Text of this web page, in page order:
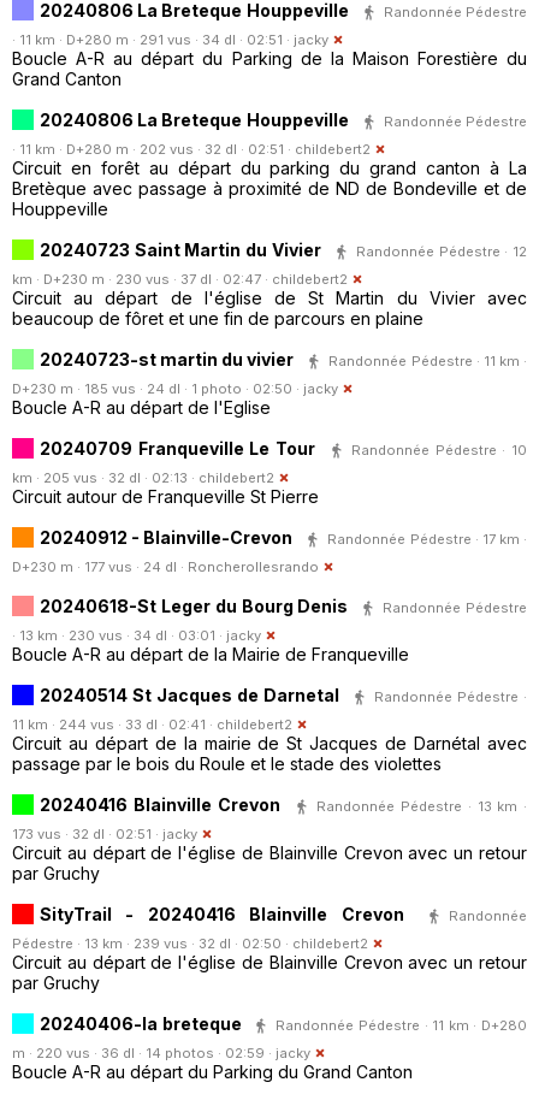
20240806 La Breteque Houppeville
Randonnée Pédestre
· 11 km · D+280 m · 291 vus · 34 dl · 02:51 · jacky
Boucle A-R au départ du Parking de la Maison Forestière du
Grand Canton
20240806 La Breteque Houppeville
Randonnée Pédestre
· 11 km · D+280 m · 202 vus · 32 dl · 02:51 · childebert2
Circuit en forêt au départ du parking du grand canton à La
Bretèque avec passage à proximité de ND de Bondeville et de
Houppeville
20240723 Saint Martin du Vivier
Randonnée Pédestre · 12
km · D+230 m · 230 vus · 37 dl · 02:47 · childebert2
Circuit au départ de l'église de St Martin du Vivier avec
beaucoup de fôret et une fin de parcours en plaine
20240723-st martin du vivier
Randonnée Pédestre · 11 km ·
D+230 m · 185 vus · 24 dl · 1 photo · 02:50 · jacky
Boucle A-R au départ de l'Eglise
20240709 Franqueville Le Tour
Randonnée Pédestre · 10
km · 205 vus · 32 dl · 02:13 · childebert2
Circuit autour de Franqueville St Pierre
20240912 - Blainville-Crevon
Randonnée Pédestre · 17 km ·
D+230 m · 177 vus · 24 dl · Roncherollesrando
20240618-St Leger du Bourg Denis
Randonnée Pédestre
· 13 km · 230 vus · 34 dl · 03:01 · jacky
Boucle A-R au départ de la Mairie de Franqueville
20240514 St Jacques de Darnetal
Randonnée Pédestre ·
11 km · 244 vus · 33 dl · 02:41 · childebert2
Circuit au départ de la mairie de St Jacques de Darnétal avec
passage par le bois du Roule et le stade des violettes
20240416 Blainville Crevon
Randonnée Pédestre · 13 km ·
173 vus · 32 dl · 02:51 · jacky
Circuit au départ de l'église de Blainville Crevon avec un retour
par Gruchy
SityTrail - 20240416 Blainville Crevon
Randonnée
Pédestre · 13 km · 239 vus · 32 dl · 02:50 · childebert2
Circuit au départ de l'église de Blainville Crevon avec un retour
par Gruchy
20240406-la breteque
Randonnée Pédestre · 11 km · D+280
m · 220 vus · 36 dl · 14 photos · 02:59 · jacky
Boucle A-R au départ du Parking du Grand Canton